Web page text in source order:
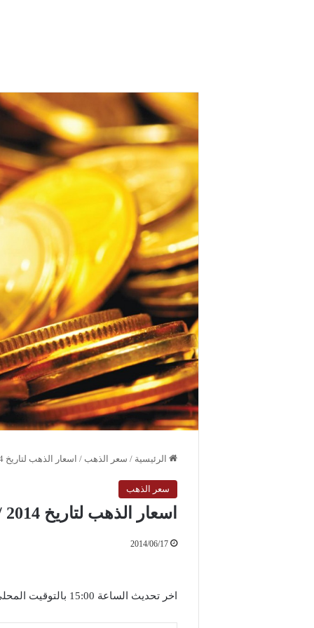
الرئيسية / سعر الذهب / اسعار الذهب لتاريخ 2014 / 6 / 17 الثلاثاء
سعر الذهب
اسعار الذهب لتاريخ 2014 / 6 / 17 الثلاثاء
2014/06/17
اخر تحديث الساعة 15:00 بالتوقيت المحلي لمدينة دمشق